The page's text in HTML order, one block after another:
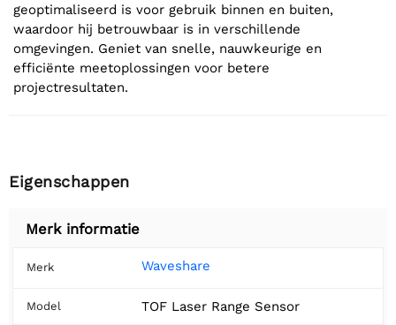
geoptimaliseerd is voor gebruik binnen en buiten,
waardoor hij betrouwbaar is in verschillende
omgevingen. Geniet van snelle, nauwkeurige en
efficiënte meetoplossingen voor betere
projectresultaten.
Eigenschappen
Merk informatie
Merk Waveshare
Model TOF Laser Range Sensor